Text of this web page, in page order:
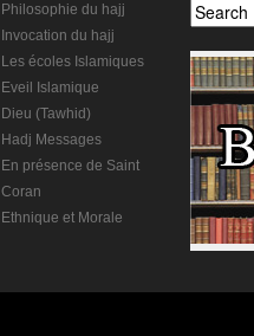
Philosophie du hajj
Invocation du hajj
Les écoles Islamiques
Eveil Islamique
Dieu (Tawhid)
Hadj Messages
En présence de Saint
Coran
Ethnique et Morale